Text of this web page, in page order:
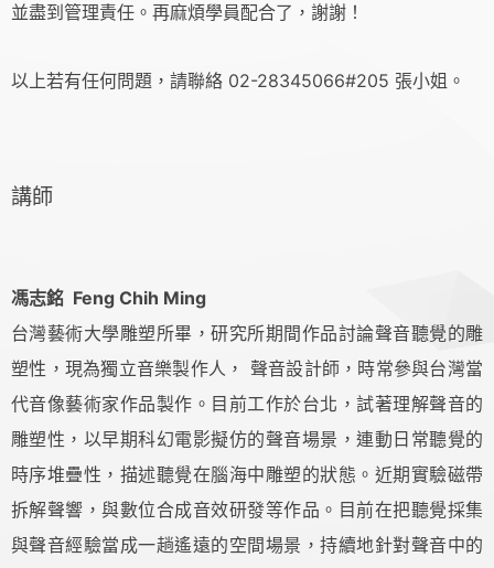
並盡到管理責任。再麻煩學員配合了，謝謝！
以上若有任何問題，請聯絡 02-28345066#205 張小姐。
講師
馮志銘 Feng Chih Ming
台灣藝術大學雕塑所畢，研究所期間作品討論聲音聽覺的雕
塑性，現為獨立音樂製作人， 聲音設計師，時常參與台灣當
代音像藝術家作品製作。 目前工作於台北，試著理解聲音的
雕塑性，以早期科幻電影擬仿的聲音場景，連動日常聽覺的
時序堆疊性，描述聽覺在腦海中雕塑的狀態。近期實驗磁帶
拆解聲響，與數位合成音效研發等作品。目前在把聽覺採集
與聲音經驗當成一趟遙遠的空間場景，持續地針對聲音中的